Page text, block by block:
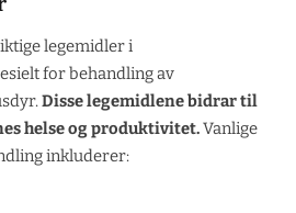
legemidler i
for behandling av
Disse legemidlene bidrar til
helse og produktivitet.Vanlige
inkluderer: